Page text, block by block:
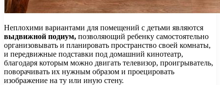
Неплохими вариантами для помещений с детьми являются
выдвижной подиум, позволяющий ребенку самостоятельно
организовывать и планировать пространство своей комнаты,
и передвижные подставки под домашний кинотеатр,
благодаря которым можно двигать телевизор, проигрыватель,
поворачивать их нужным образом и проецировать
изображение на ту или иную стену.